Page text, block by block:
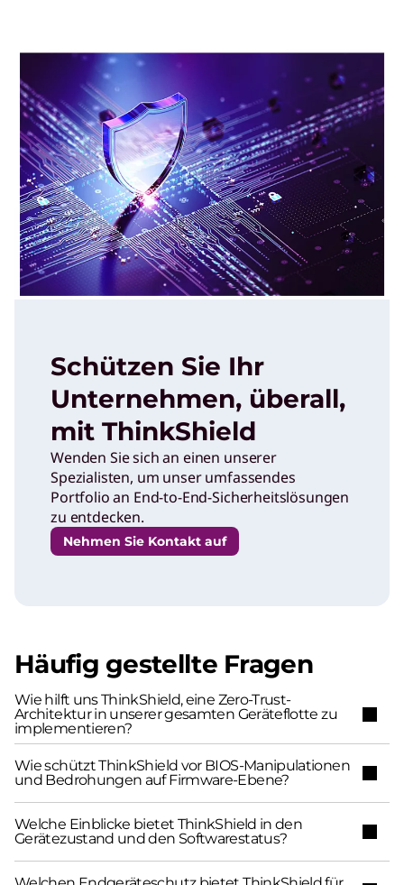
Schützen Sie Ihr
Unternehmen, überall,
mit ThinkShield
Wenden Sie sich an einen unserer
Spezialisten, um unser umfassendes
Portfolio an End-to-End-Sicherheitslösungen
zu entdecken.
Nehmen Sie Kontakt auf
Häufig gestellte Fragen
Wie hilft uns ThinkShield, eine Zero-Trust-
Architektur in unserer gesamten Geräteflotte zu
implementieren?
Wie schützt ThinkShield vor BIOS-Manipulationen
und Bedrohungen auf Firmware-Ebene?
Welche Einblicke bietet ThinkShield in den
Gerätezustand und den Softwarestatus?